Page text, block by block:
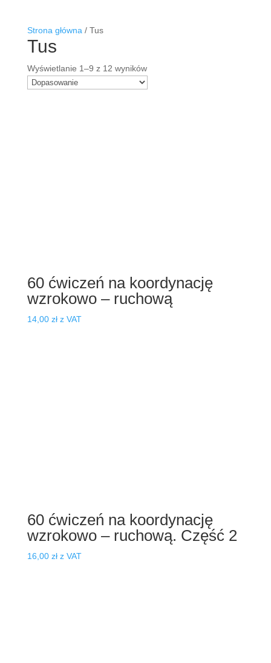
Strona główna / Tus
Tus
Wyświetlanie 1–9 z 12 wyników
60 ćwiczeń na koordynację
wzrokowo – ruchową
14,00 zł z VAT
60 ćwiczeń na koordynację
wzrokowo – ruchową. Część 2
16,00 zł z VAT